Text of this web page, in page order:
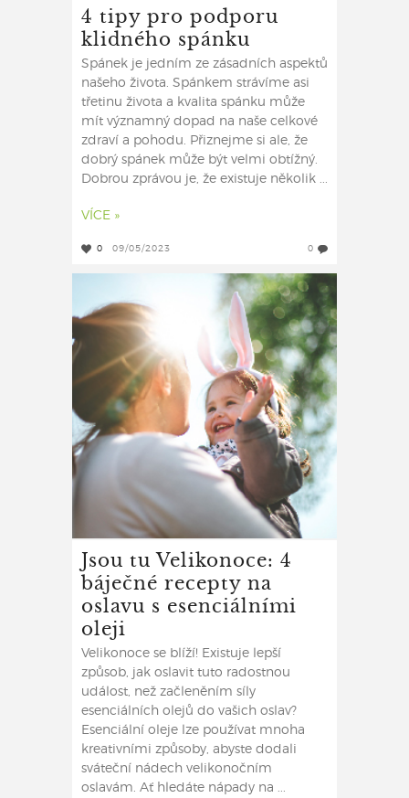
4 tipy pro podporu
klidného spánku
Spánek je jedním ze zásadních aspektů
našeho života. Spánkem strávíme asi
třetinu života a kvalita spánku může
mít významný dopad na naše celkové
zdraví a pohodu. Přiznejme si ale, že
dobrý spánek může být velmi obtížný.
Dobrou zprávou je, že existuje několik ...
VÍCE »
0 09/05/2023 0
Jsou tu Velikonoce: 4
báječné recepty na
oslavu s esenciálními
oleji
Velikonoce se blíží! Existuje lepší
způsob, jak oslavit tuto radostnou
událost, než začleněním síly
esenciálních olejů do vašich oslav?
Esenciální oleje lze používat mnoha
kreativními způsoby, abyste dodali
sváteční nádech velikonočním
oslavám. Ať hledáte nápady na ...